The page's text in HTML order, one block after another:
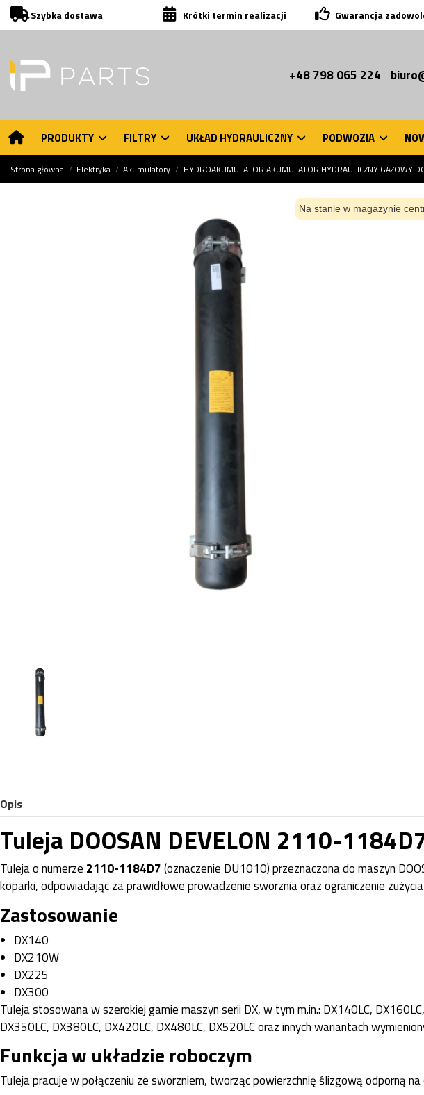
Szybka dostawa Krótki termin realizacji Gwarancja
+48 798 065 224
PRODUKTY FILTRY UKŁAD HYDRAULICZNY PODWOZIA
Strona główna Elektryka Akumulatory HYDROAKUMULATOR AKUMULATOR HYDRAULICZNY
Na stanie w magazynie
Opis
Tuleja DOOSAN DEVELON 2110-
Tuleja o numerze 2110-1184D7(oznaczenie DU1010) przeznaczona do maszyn
koparki, odpowiadając za prawidłowe prowadzenie sworznia oraz ograniczenie
Zastosowanie
DX140
DX210W
DX225
DX300
Tuleja stosowana w szerokiej gamie maszyn serii DX, w tym m.in.: DX140LC,
DX350LC, DX380LC, DX420LC, DX480LC, DX520LC oraz innych wariantach
Funkcja w układzie roboczym
Tuleja pracuje w połączeniu ze sworzniem, tworząc powierzchnię ślizgową odporną